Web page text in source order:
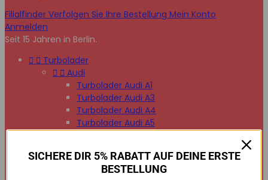
Filialfinder Verfolgen Sie Ihre Bestellung Mein Konto
Anmelden
Seit 15 Jahren in Berlin.
  Turbolader
  Audi
Turbolader Audi A1
Turbolader Audi A3
Turbolader Audi A4
Turbolader Audi A5
Turbolader Audi A8
Turbolader Audi Q2
SICHERE DIR 5% RABATT AUF DEINE ERSTE
BESTELLUNG